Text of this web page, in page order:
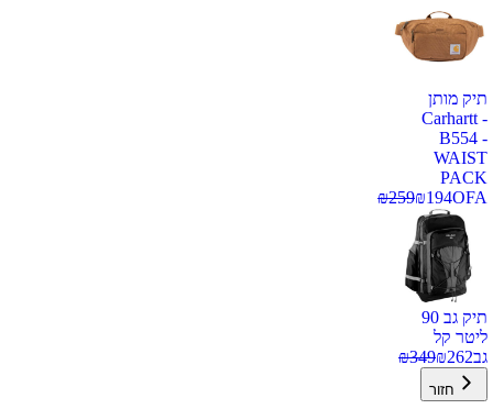
תיק מותן
Carhartt -
B554 -
WAIST
PACK
OFA
₪194
₪259
תיק גב 90
ליטר קל
גב
₪262
₪349
חזור